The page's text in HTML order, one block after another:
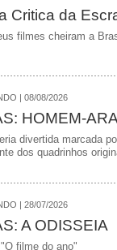
Critica da
filmes cheiram a
| 08/08/2026
HOMEM-
divertida marcada
dos quadrinhos
| 28/07/2026
A ODISSEIA
filme do ano"